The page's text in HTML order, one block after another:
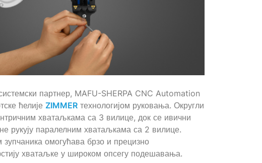
партнер, MAFU-SHERPA CNC Automation
ћелије ZIMMER технологијом руковања. Округли
хватаљкама са 3 вилице, док се ивични
рукују паралелним хватаљкама са 2 вилице.
омогућава брзо и прецизно
хватаљке у широком опсегу подешавања.